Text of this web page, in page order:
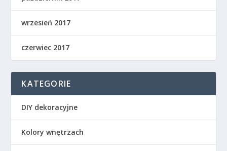
wrzesień 2017
czerwiec 2017
KATEGORIE
DIY dekoracyjne
Kolory wnętrzach